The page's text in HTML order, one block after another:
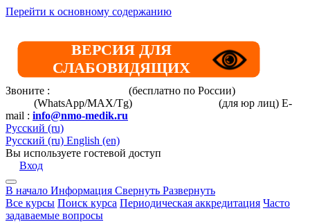
Перейти к основному содержанию
ВЕРСИЯ ДЛЯ
СЛАБОВИДЯЩИХ
Звоните : (бесплатно по России)
(WhatsApp/MAX/Tg) (для юр лиц) E-
mail : info@nmo-medik.ru
Русский ‎(ru)‎
Русский ‎(ru)‎ English ‎(en)‎
Вы используете гостевой доступ
Вход
В начало Информация Свернуть Развернуть
Все курсы Поиск курса Периодическая аккредитация Часто
задаваемые вопросы